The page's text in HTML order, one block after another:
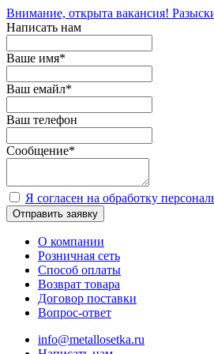
Внимание, открыта вакансия!
Написать нам
Ваше имя*
Ваш емайл*
Ваш телефон
Сообщение*
Я согласен на обработку
Отправить заявку
О компании
Розничная сеть
Способ оплаты
Возврат товара
Договор поставки
Вопрос-ответ
info@metallosetka.ru